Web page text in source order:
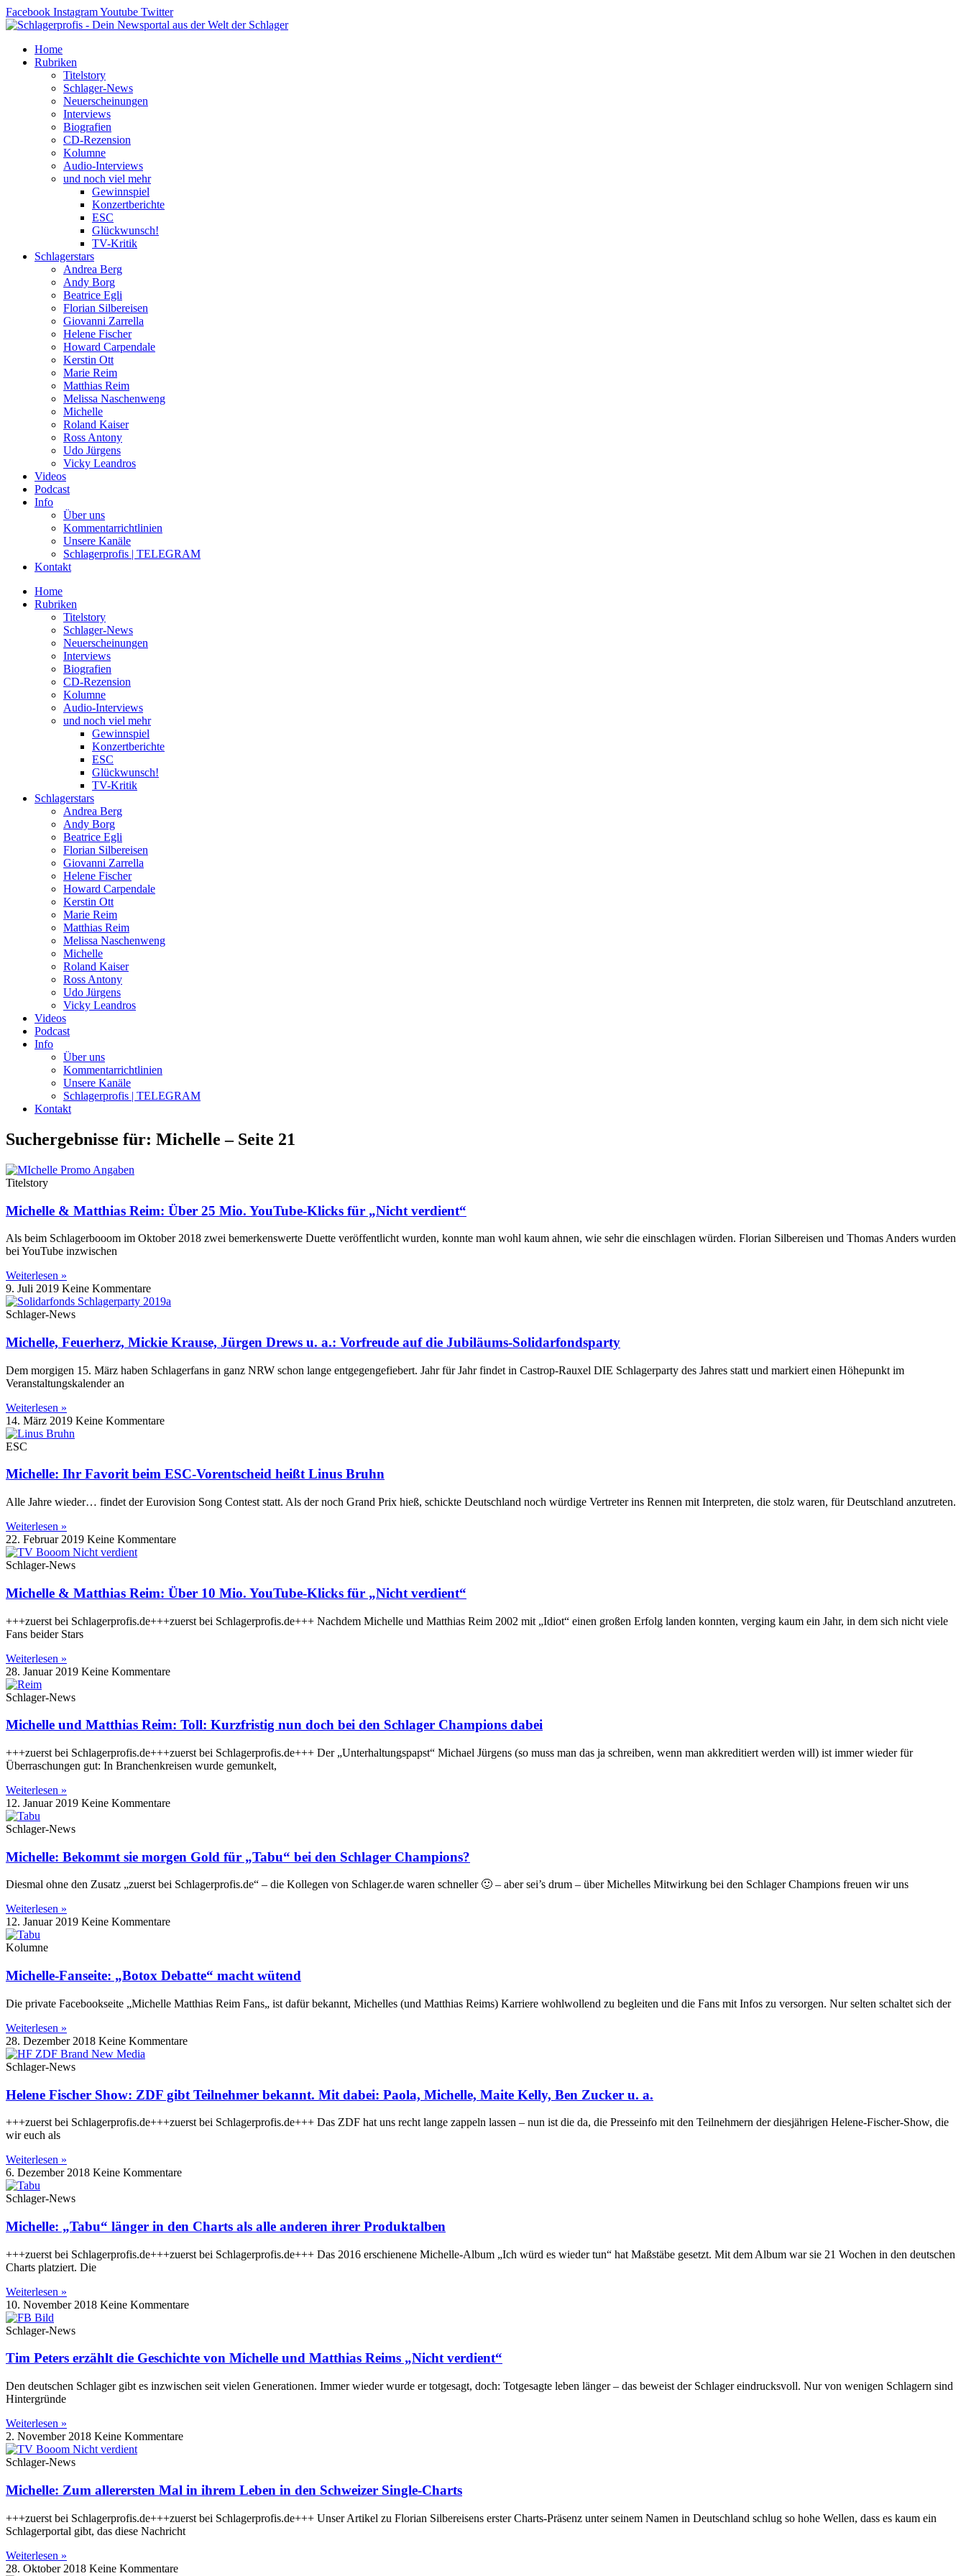
Zum
Inhalt
Facebook InstagramYoutube Twitter
Home
Rubriken
Titelstory
Schlager-News
Neuerscheinungen
Interviews
Biografien
CD-Rezension
Kolumne
Audio-Interviews
und noch viel mehr
Gewinnspiel
Konzertberichte
ESC
Glückwunsch!
TV-Kritik
Schlagerstars
Andrea Berg
Andy Borg
Beatrice Egli
Florian Silbereisen
Giovanni Zarrella
Helene Fischer
Howard Carpendale
Kerstin Ott
Marie Reim
Matthias Reim
Melissa Naschenweng
Michelle
Roland Kaiser
Ross Antony
Udo Jürgens
Vicky Leandros
Videos
Podcast
Info
Über uns
Kommentarrichtlinien
Unsere Kanäle
Schlagerprofis | TELEGRAM
Kontakt
Home
Rubriken
Titelstory
Schlager-News
Neuerscheinungen
Interviews
Biografien
CD-Rezension
Kolumne
Audio-Interviews
und noch viel mehr
Gewinnspiel
Konzertberichte
ESC
Glückwunsch!
TV-Kritik
Schlagerstars
Andrea Berg
Andy Borg
Beatrice Egli
Florian Silbereisen
Giovanni Zarrella
Helene Fischer
Howard Carpendale
Kerstin Ott
Marie Reim
Matthias Reim
Melissa Naschenweng
Michelle
Roland Kaiser
Ross Antony
Udo Jürgens
Vicky Leandros
Videos
Podcast
Info
Über uns
Kommentarrichtlinien
Unsere Kanäle
Schlagerprofis | TELEGRAM
Kontakt
Suchergebnisse für: Michelle – Seite 21
Titelstory
Michelle & Matthias Reim: Über 25 Mio. YouTube-Klicks für „Nicht verdient“
Als beim Schlagerbooom im Oktober 2018 zwei bemerkenswerte Duette veröffentlicht wurden, konnte man wohl kaum ahnen, wie sehr die einschlagen würden. Florian Silbereisen und Thomas Anders wurden
bei YouTube inzwischen
Weiterlesen »
9. Juli 2019 Keine Kommentare
Schlager-News
Michelle, Feuerherz, Mickie Krause, Jürgen Drews u. a.: Vorfreude auf die Jubiläums-Solidarfondsparty
Dem morgigen 15. März haben Schlagerfans in ganz NRW schon lange entgegengefiebert. Jahr für Jahr findet in Castrop-Rauxel DIE Schlagerparty des Jahres statt und markiert einen Höhepunkt im
Veranstaltungskalender an
Weiterlesen »
14. März 2019 Keine Kommentare
ESC
Michelle: Ihr Favorit beim ESC-Vorentscheid heißt Linus Bruhn
Alle Jahre wieder… findet der Eurovision Song Contest statt. Als der noch Grand Prix hieß, schickte Deutschland noch würdige Vertreter ins Rennen mit Interpreten, die stolz waren, für Deutschland anzutreten.
Weiterlesen »
22. Februar 2019 Keine Kommentare
Schlager-News
Michelle & Matthias Reim: Über 10 Mio. YouTube-Klicks für „Nicht verdient“
+++zuerst bei Schlagerprofis.de+++zuerst bei Schlagerprofis.de+++ Nachdem Michelle und Matthias Reim 2002 mit „Idiot“ einen großen Erfolg landen konnten, verging kaum ein Jahr, in dem sich nicht viele
Fans beider Stars
Weiterlesen »
28. Januar 2019 Keine Kommentare
Schlager-News
Michelle und Matthias Reim: Toll: Kurzfristig nun doch bei den Schlager Champions dabei
+++zuerst bei Schlagerprofis.de+++zuerst bei Schlagerprofis.de+++ Der „Unterhaltungspapst“ Michael Jürgens (so muss man das ja schreiben, wenn man akkreditiert werden will) ist immer wieder für
Überraschungen gut: In Branchenkreisen wurde gemunkelt,
Weiterlesen »
12. Januar 2019 Keine Kommentare
Schlager-News
Michelle: Bekommt sie morgen Gold für „Tabu“ bei den Schlager Champions?
Diesmal ohne den Zusatz „zuerst bei Schlagerprofis.de“ – die Kollegen von Schlager.de waren schneller 🙂 – aber sei’s drum – über Michelles Mitwirkung bei den Schlager Champions freuen wir uns
Weiterlesen »
12. Januar 2019 Keine Kommentare
Kolumne
Michelle-Fanseite: „Botox Debatte“ macht wütend
Die private Facebookseite „Michelle Matthias Reim Fans„ ist dafür bekannt, Michelles (und Matthias Reims) Karriere wohlwollend zu begleiten und die Fans mit Infos zu versorgen. Nur selten schaltet sich der
Weiterlesen »
28. Dezember 2018 Keine Kommentare
Schlager-News
Helene Fischer Show: ZDF gibt Teilnehmer bekannt. Mit dabei: Paola, Michelle, Maite Kelly, Ben Zucker u. a.
+++zuerst bei Schlagerprofis.de+++zuerst bei Schlagerprofis.de+++ Das ZDF hat uns recht lange zappeln lassen – nun ist die da, die Presseinfo mit den Teilnehmern der diesjährigen Helene-Fischer-Show, die
wir euch als
Weiterlesen »
6. Dezember 2018 Keine Kommentare
Schlager-News
Michelle: „Tabu“ länger in den Charts als alle anderen ihrer Produktalben
+++zuerst bei Schlagerprofis.de+++zuerst bei Schlagerprofis.de+++ Das 2016 erschienene Michelle-Album „Ich würd es wieder tun“ hat Maßstäbe gesetzt. Mit dem Album war sie 21 Wochen in den deutschen
Charts platziert. Die
Weiterlesen »
10. November 2018 Keine Kommentare
Schlager-News
Tim Peters erzählt die Geschichte von Michelle und Matthias Reims „Nicht verdient“
Den deutschen Schlager gibt es inzwischen seit vielen Generationen. Immer wieder wurde er totgesagt, doch: Totgesagte leben länger – das beweist der Schlager eindrucksvoll. Nur von wenigen Schlagern sind
Hintergründe
Weiterlesen »
2. November 2018 Keine Kommentare
Schlager-News
Michelle: Zum allerersten Mal in ihrem Leben in den Schweizer Single-Charts
+++zuerst bei Schlagerprofis.de+++zuerst bei Schlagerprofis.de+++ Unser Artikel zu Florian Silbereisens erster Charts-Präsenz unter seinem Namen in Deutschland schlug so hohe Wellen, dass es kaum ein
Schlagerportal gibt, das diese Nachricht
Weiterlesen »
28. Oktober 2018 Keine Kommentare